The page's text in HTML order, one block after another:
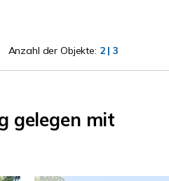
Anzahl der Objekte: 2 | 3
gelegen mit